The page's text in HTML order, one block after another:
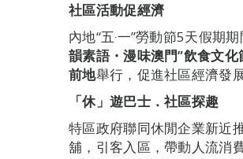
社區活動促經濟
內地“五‧一”勞動節5天假期
韻素語・漫味澳門”飲食文化
前地舉行，促進社區經濟發展
「休」遊巴士．社區探趣
特區政府聯同休閒企業新近
舖，引客入區，帶動人流消